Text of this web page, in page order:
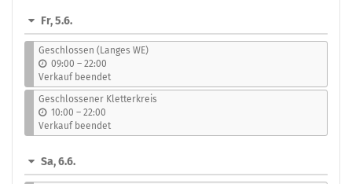
Fr, 5.6.
Geschlossen (Langes WE)
09:00 –b
i
s
22:00
Verkauf beendet
Geschlossener Kletterkreis
10:00 –b
i
s
22:00
Verkauf beendet
Sa, 6.6.